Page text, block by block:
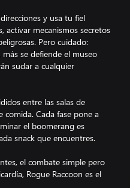
y usa tu fiel
activar mecanismos secretos
Pero cuidado:
se defiende el museo
sudar a cualquier
entre las salas de
comida. Cada fase pone a
el boomerang es
snack que encuentres.
el combate simple pero
Rogue Raccoon es el